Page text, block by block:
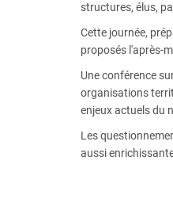
structures, élus,
Cette journée,
proposés l'après-
Une conférence
organisations
enjeux actuels du
Les
aussi